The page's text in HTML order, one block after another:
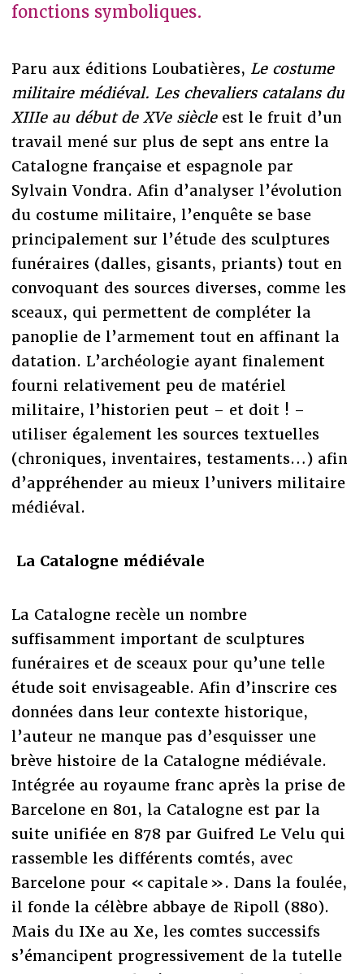
fonctions symboliques.
Paru aux éditions Loubatières, Le costume
militaire médiéval. Les chevaliers catalans du
XIIIe au début de XVe siècle est le fruit d’un
travail mené sur plus de sept ans entre la
Catalogne française et espagnole par
Sylvain Vondra. Afin d’analyser l’évolution
du costume militaire, l’enquête se base
principalement sur l’étude des sculptures
funéraires (dalles, gisants, priants) tout en
convoquant des sources diverses, comme les
sceaux, qui permettent de compléter la
panoplie de l’armement tout en affinant la
datation. L’archéologie ayant finalement
fourni relativement peu de matériel
militaire, l’historien peut – et doit ! –
utiliser également les sources textuelles
(chroniques, inventaires, testaments…) afin
d’appréhender au mieux l’univers militaire
médiéval.
La Catalogne médiévale
La Catalogne recèle un nombre
suffisamment important de sculptures
funéraires et de sceaux pour qu’une telle
étude soit envisageable. Afin d’inscrire ces
données dans leur contexte historique,
l’auteur ne manque pas d’esquisser une
brève histoire de la Catalogne médiévale.
Intégrée au royaume franc après la prise de
Barcelone en 801, la Catalogne est par la
suite unifiée en 878 par Guifred Le Velu qui
rassemble les différents comtés, avec
Barcelone pour « capitale ». Dans la foulée,
il fonde la célèbre abbaye de Ripoll (880).
Mais du IXe au Xe, les comtes successifs
s’émancipent progressivement de la tutelle